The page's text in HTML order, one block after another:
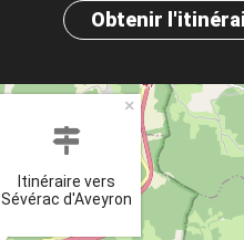
Obtenir
Itinéraire vers
Sévérac d'Aveyron
×